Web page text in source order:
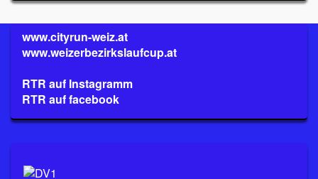
www.cityrun-weiz.at
www.weizerbezirkslaufcup.at
RTR auf Instagramm
RTR auf facebook